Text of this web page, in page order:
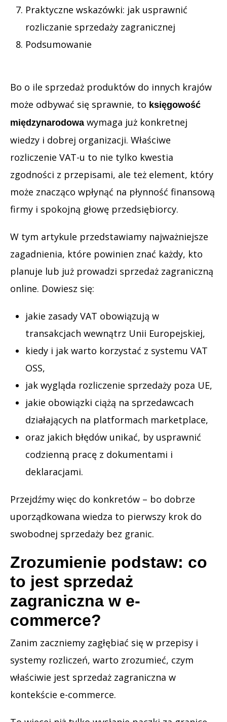
Praktyczne wskazówki: jak usprawnić
rozliczanie sprzedaży zagranicznej
Podsumowanie
Bo o ile sprzedaż produktów do innych krajów
może odbywać się sprawnie, to księgowość
międzynarodowa wymaga już konkretnej
wiedzy i dobrej organizacji. Właściwe
rozliczenie VAT-u to nie tylko kwestia
zgodności z przepisami, ale też element, który
może znacząco wpłynąć na płynność finansową
firmy i spokojną głowę przedsiębiorcy.
W tym artykule przedstawiamy najważniejsze
zagadnienia, które powinien znać każdy, kto
planuje lub już prowadzi sprzedaż zagraniczną
online. Dowiesz się:
jakie zasady VAT obowiązują w
transakcjach wewnątrz Unii Europejskiej,
kiedy i jak warto korzystać z systemu VAT
OSS,
jak wygląda rozliczenie sprzedaży poza UE,
jakie obowiązki ciążą na sprzedawcach
działających na platformach marketplace,
oraz jakich błędów unikać, by usprawnić
codzienną pracę z dokumentami i
deklaracjami.
Przejdźmy więc do konkretów – bo dobrze
uporządkowana wiedza to pierwszy krok do
swobodnej sprzedaży bez granic.
Zrozumienie podstaw: co
to jest sprzedaż
zagraniczna w e-
commerce?
Zanim zaczniemy zagłębiać się w przepisy i
systemy rozliczeń, warto zrozumieć, czym
właściwie jest sprzedaż zagraniczna w
kontekście e-commerce.